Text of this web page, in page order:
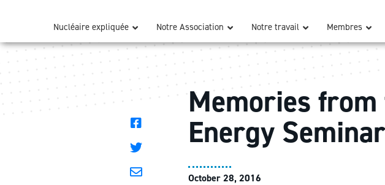
Nucléaire expliquée Notre Association Notre travail Membres
Memories from
Energy Seminar
October 28, 2016